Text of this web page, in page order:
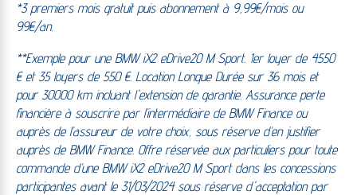
*3 premiers mois gratuit puis abonnement à 9,99€/mois ou
99€/an.
**Exemple pour une BMW iX2 eDrive20 M Sport. 1er loyer de 4550
€ et 35 loyers de 550 €. Location Longue Durée sur 36 mois et
pour 30000 km incluant l'extension de garantie. Assurance perte
financière à souscrire par l’intermédiaire de BMW Finance ou
auprès de l’assureur de votre choix, sous réserve d’en justifier
auprès de BMW Finance. Offre réservée aux particuliers pour toute
commande d’une BMW iX2 eDrive20 M Sport dans les concessions
participantes avant le 31/03/2024 sous réserve d'acceptation par